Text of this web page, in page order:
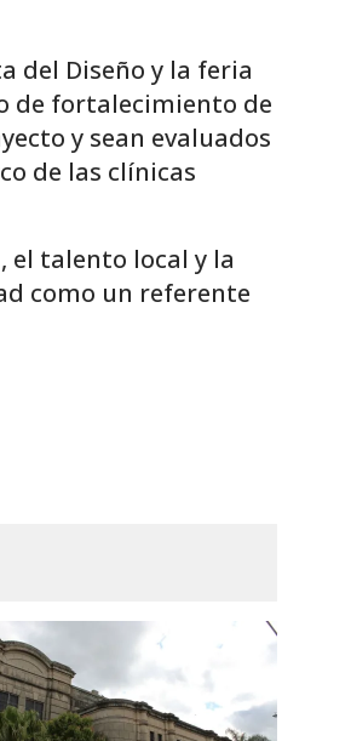
del Diseño y la feria
de fortalecimiento de
y sean evaluados
de las clínicas
el talento local y la
como un referente